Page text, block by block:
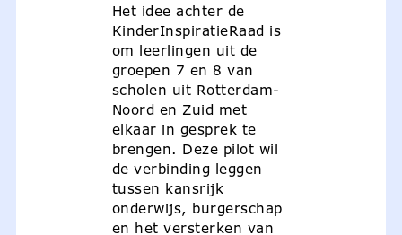
Het idee achter de
KinderInspiratieRaad is
om leerlingen uit de
groepen 7 en 8 van
scholen uit Rotterdam-
Noord en Zuid met
elkaar in gesprek te
brengen. Deze pilot wil
de verbinding leggen
tussen kansrijk
onderwijs, burgerschap
en het versterken van